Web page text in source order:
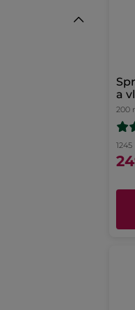
a
200
1245